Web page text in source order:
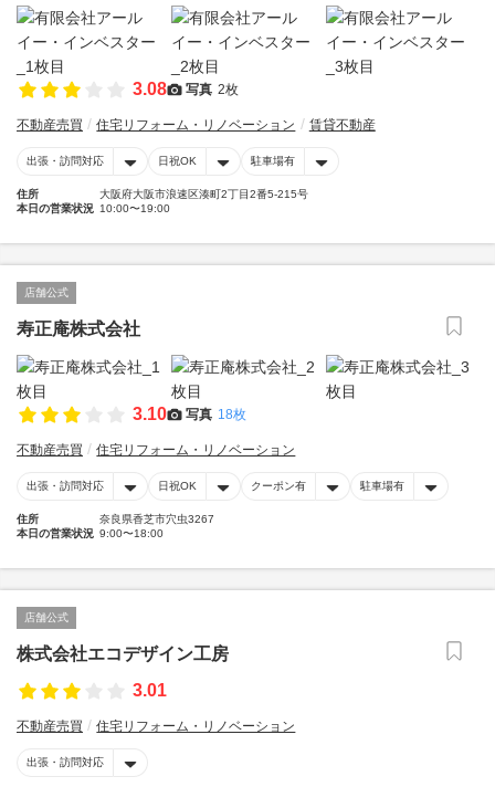
3.08 写真 2枚
不動産売買 住宅リフォーム・リノベーション 賃貸不動産
出張・訪問対応 日祝OK 駐車場有
住所
大阪府大阪市浪速区湊町2丁目2番5-215号
本日の営業状況 10:00〜19:00
店舗公式
寿正庵株式会社
3.10 写真 18枚
不動産売買 住宅リフォーム・リノベーション
出張・訪問対応 日祝OK クーポン有 駐車場有
住所
奈良県香芝市穴虫3267
本日の営業状況 9:00〜18:00
店舗公式
株式会社エコデザイン工房
3.01
不動産売買 住宅リフォーム・リノベーション
出張・訪問対応